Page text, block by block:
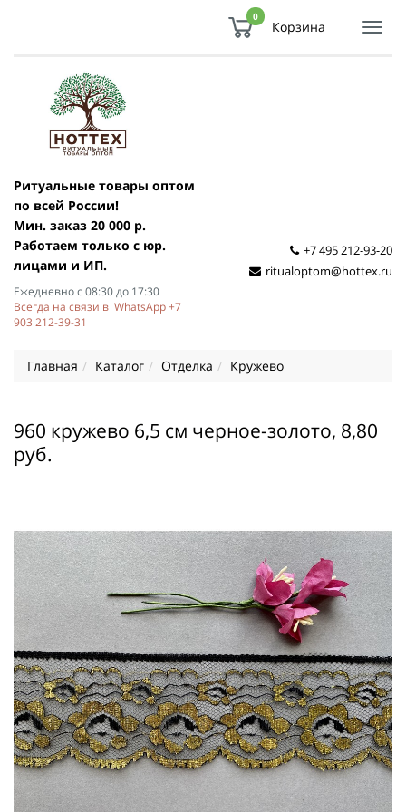
0
Корзина
Ритуальные товары оптом
по всей России!
Мин. заказ 20 000 р.
Работаем только с юр.
лицами и ИП.
Ежедневно с 08:30 до 17:30
Всегда на связи в WhatsApp +7
903 212-39-31
+7 495 212-93-20
ritualoptom@hottex.ru
Главная Каталог Отделка Кружево
960 кружево 6,5 см черное-золото, 8,80
руб.